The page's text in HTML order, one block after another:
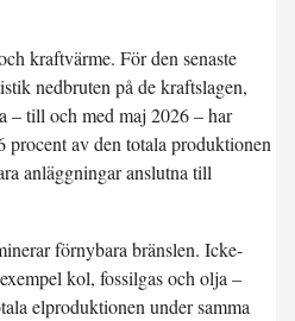
kraftvärme. För den senaste
nedbruten på de kraftslagen,
– till och med maj 2026 – har
procent av den totala produktionen
anläggningar anslutna till
förnybara bränslen. Icke-
kol, fossilgas och olja –
elproduktionen under samma